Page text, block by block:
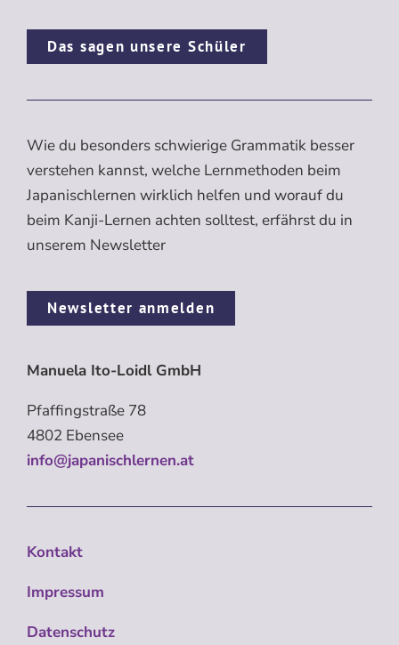
Das sagen unsere Schüler
Wie du besonders schwierige Grammatik besser
verstehen kannst, welche Lernmethoden beim
Japanischlernen wirklich helfen und worauf du
beim Kanji-Lernen achten solltest, erfährst du in
unserem Newsletter
Newsletter anmelden
Manuela Ito-Loidl GmbH
Pfaffingstraße 78
4802 Ebensee
info@japanischlernen.at
Kontakt
Impressum
Datenschutz